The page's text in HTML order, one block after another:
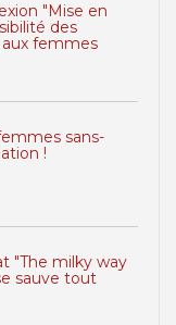
"Mise en
des
femmes
sans-
!
"The milky way
sauve tout